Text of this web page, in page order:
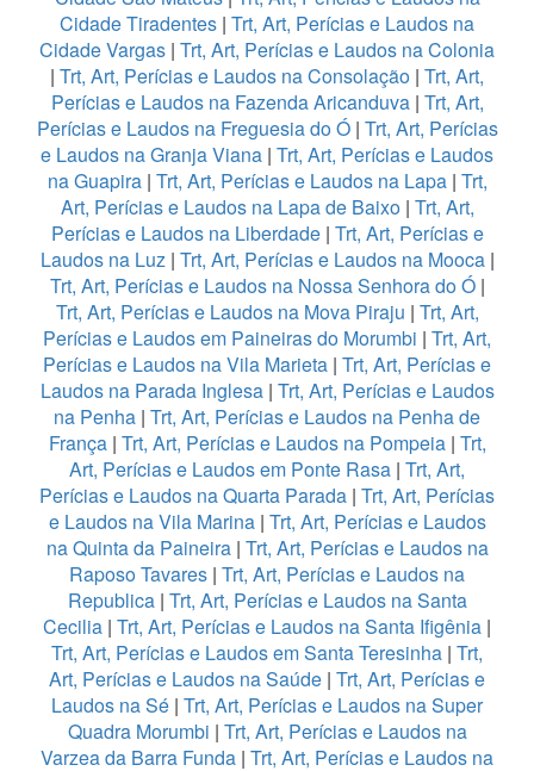
Cidade Tiradentes | Trt, Art, Perícias e Laudos na
Cidade Vargas | Trt, Art, Perícias e Laudos na Colonia
| Trt, Art, Perícias e Laudos na Consolação | Trt, Art,
Perícias e Laudos na Fazenda Aricanduva| Trt, Art,
Perícias e Laudos na Freguesia do Ó| Trt, Art, Perícias
e Laudos na Granja Viana | Trt, Art, Perícias e Laudos
na Guapira| Trt, Art, Perícias e Laudos na Lapa| Trt,
Art, Perícias e Laudos na Lapa de Baixo | Trt, Art,
Perícias e Laudos na Liberdade | Trt, Art, Perícias e
Laudos na Luz| Trt, Art, Perícias e Laudos na Mooca|
Trt, Art, Perícias e Laudos na Nossa Senhora do Ó|
Trt, Art, Perícias e Laudos na Mova Piraju | Trt, Art,
Perícias e Laudos em Paineiras do Morumbi | Trt, Art,
Perícias e Laudos na Vila Marieta | Trt, Art, Perícias e
Laudos na Parada Inglesa | Trt, Art, Perícias e Laudos
na Penha | Trt, Art, Perícias e Laudos na Penha de
França | Trt, Art, Perícias e Laudos na Pompeia| Trt,
Art, Perícias e Laudos em Ponte Rasa | Trt, Art,
Perícias e Laudos na Quarta Parada | Trt, Art, Perícias
e Laudos na Vila Marina| Trt, Art, Perícias e Laudos
na Quinta da Paineira| Trt, Art, Perícias e Laudos na
Raposo Tavares | Trt, Art, Perícias e Laudos na
Republica| Trt, Art, Perícias e Laudos na Santa
Cecilia | Trt, Art, Perícias e Laudos na Santa Ifigênia |
Trt, Art, Perícias e Laudos em Santa Teresinha | Trt,
Art, Perícias e Laudos na Saúde | Trt, Art, Perícias e
Laudos na Sé | Trt, Art, Perícias e Laudos na Super
Quadra Morumbi | Trt, Art, Perícias e Laudos na
Varzea da Barra Funda | Trt, Art, Perícias e Laudos na